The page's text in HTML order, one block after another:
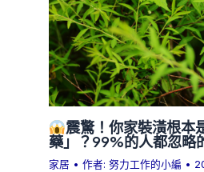
震驚！你家裝潢根本
藥」？99%的人都忽略
家居 • 作者:努力工作的小編 •